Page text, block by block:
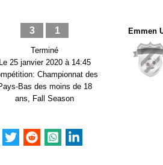
3 1
Terminé
Le 25 janvier 2020 à 14:45
Championnat des
Bas des moins de 18
ans, Fall Season
Emmen